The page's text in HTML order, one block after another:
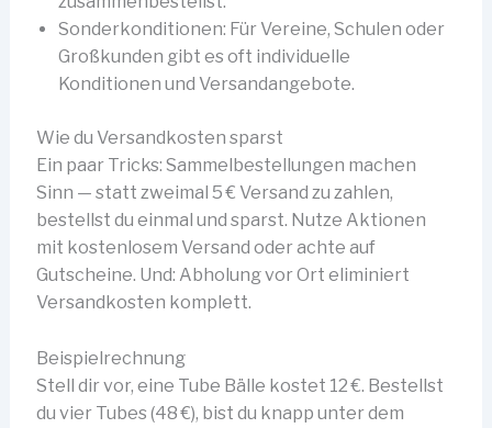
Sonderkonditionen: Für Vereine, Schulen oder
Großkunden gibt es oft individuelle
Konditionen und Versandangebote.
Wie du Versandkosten sparst
Ein paar Tricks: Sammelbestellungen machen
Sinn — statt zweimal 5 € Versand zu zahlen,
bestellst du einmal und sparst. Nutze Aktionen
mit kostenlosem Versand oder achte auf
Gutscheine. Und: Abholung vor Ort eliminiert
Versandkosten komplett.
Beispielrechnung
Stell dir vor, eine Tube Bälle kostet 12 €. Bestellst
du vier Tubes (48 €), bist du knapp unter dem